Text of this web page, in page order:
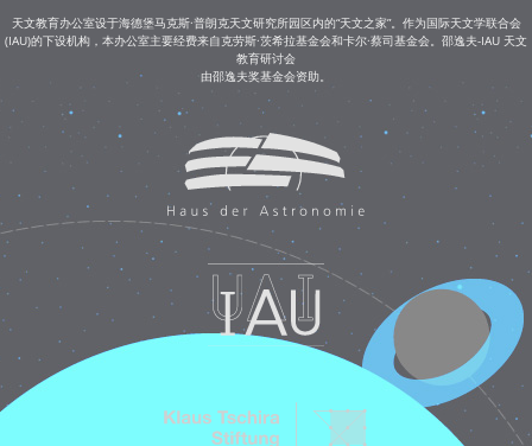
天文教育办公室设于海德堡马克斯·普朗克天文研究所园区内的“天文之家”。作为国际天文学联合会
(IAU)的下设机构，本办公室主要经费来自克劳斯·茨希拉基金会和卡尔·蔡司基金会。邵逸夫-IAU 天文
教育研讨会
由邵逸夫奖基金会资助。